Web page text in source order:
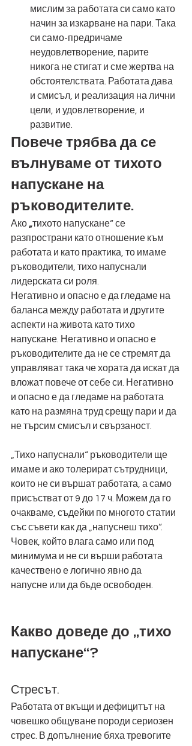
мислим за работата си само като
начин за изкарване на пари. Така
си само-предричаме
неудовлетворение, парите
никога не стигат и сме жертва на
обстоятелствата. Работата дава
и смисъл, и реализация на лични
цели, и удовлетворение, и
развитие.
Повече трябва да се
вълнуваме от тихото
напускане на
ръководителите.
Ако „тихото напускане“ се
разпространи като отношение към
работата и като практика, то имаме
ръководители, тихо напуснали
лидерската си роля.
Негативно и опасно е да гледаме на
баланса между работата и другите
аспекти на живота като тихо
напускане. Негативно и опасно е
ръководителите да не се стремят да
управляват така че хората да искат да
вложат повече от себе си. Негативно
и опасно е да гледаме на работата
като на размяна труд срещу пари и да
не търсим смисъл и свързаност.
„Тихо напуснали“ ръководители ще
имаме и ако толерират сътрудници,
които не си вършат работата, а само
присъстват от 9 до 17 ч. Можем да го
очакваме, съдейки по многото статии
със съвети как да „напуснеш тихо“.
Човек, който влага само или под
минимума и не си върши работата
качествено е логично явно да
напусне или да бъде освободен.
Какво доведе до „тихо
напускане“?
Стресът.
Работата от вкъщи и дефицитът на
човешко общуване породи сериозен
стрес. В допълнение бяха тревогите